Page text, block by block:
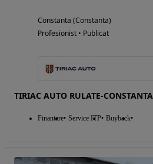
Constanta (Constanta)
Profesionist • Publicat
TIRIAC AUTO RULATE-CONSTANTA
Finantare Service ITP Buyback